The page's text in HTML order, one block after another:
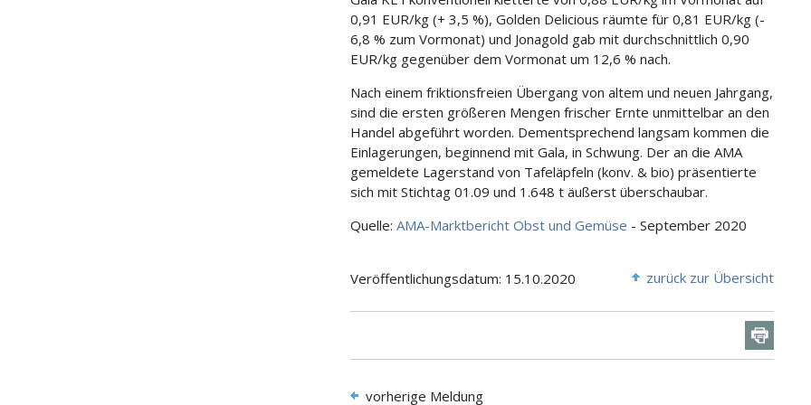
0,91 EUR/kg (+ 3,5 %), Golden Delicious räumte für 0,81 EUR/kg (-
6,8 % zum Vormonat) und Jonagold gab mit durchschnittlich 0,90
EUR/kg gegenüber dem Vormonat um 12,6 % nach.
Nach einem friktionsfreien Übergang von altem und neuen Jahrgang,
sind die ersten größeren Mengen frischer Ernte unmittelbar an den
Handel abgeführt worden. Dementsprechend langsam kommen die
Einlagerungen, beginnend mit Gala, in Schwung. Der an die AMA
gemeldete Lagerstand von Tafeläpfeln (konv. & bio) präsentierte
sich mit Stichtag 01.09 und 1.648 t äußerst überschaubar.
Quelle: AMA-Marktbericht Obst und Gemüse - September 2020
Veröffentlichungsdatum: 15.10.2020 zurück zur Übersicht
vorherige Meldung